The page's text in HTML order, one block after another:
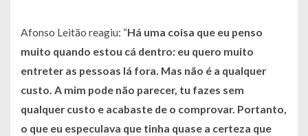
Afonso Leitão reagiu: “Há uma coisa que eu penso
muito quando estou cá dentro: eu quero muito
entreter as pessoas lá fora. Mas não é a qualquer
custo. A mim pode não parecer, tu fazes sem
qualquer custo e acabaste de o comprovar. Portanto,
o que eu especulava que tinha quase a certeza que